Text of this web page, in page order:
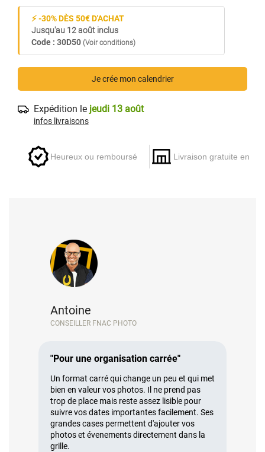
⚡ -30% DÈS 50€ D'ACHAT
Jusqu'au 12 août inclus
Code : 30D50 (Voir conditions)
Je crée mon calendrier
Expédition le jeudi 13 août
infos livraisons
Heureux ou remboursé Livraison gratuite en
Antoine
CONSEILLER FNAC PHOTO
"Pour une organisation carrée"
Un format carré qui change un peu et qui met
bien en valeur vos photos. Il ne prend pas
trop de place mais reste assez lisible pour
suivre vos dates importantes facilement. Ses
grandes cases permettent d'ajouter vos
photos et évenements directement dans la
grille.